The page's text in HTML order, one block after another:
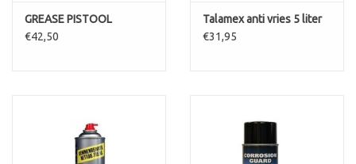
GREASE PISTOOL
€42,50
Talamex anti vries 5 liter
€31,95